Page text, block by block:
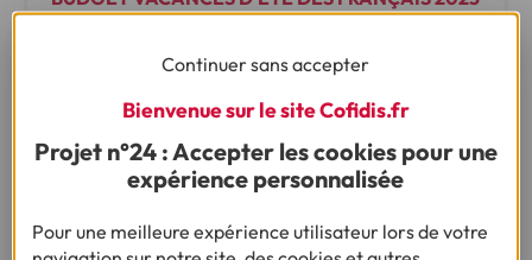
Faute de moyens, 1 Français sur 2 renonce à
partir en vacances
11/06/2025 2min
Continuer sans accepter
Bienvenue sur le site Cofidis.fr
Projet n°24 : Accepter les cookies pour une
expérience personnalisée
Pour une meilleure expérience utilisateur lors de votre